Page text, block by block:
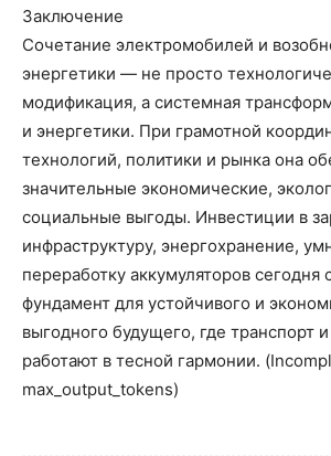
Заключение
Сочетание электромобилей и
энергетики — не просто
модификация, а системная
и энергетики. При грамотной
технологий, политики и рынка она
значительные экономические,
социальные выгоды. Инвестиции в
инфраструктуру, энергохранение,
переработку аккумуляторов сегодня
фундамент для устойчивого и
выгодного будущего, где транспорт
работают в тесной гармонии.
max_output_tokens)